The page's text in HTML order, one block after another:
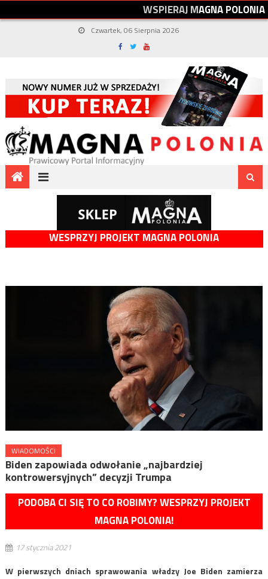
WSPIERAJMAGNAPOLONIA
Czwartek, 06 Sierpnia 2026
WESPRZYJ PROJEKT MAGNA POLONIA
WIADOMOŚCI
Biden zapowiada odwołanie „najbardziej
kontrowersyjnych” decyzji Trumpa
PODOBA CI SIĘ TO CO ROBIMY? WESPRZYJ PROJEKT
MAGNA POLONIA!
17 stycznia 2021
W pierwszych dniach sprawowania władzy Joe Biden zamierza